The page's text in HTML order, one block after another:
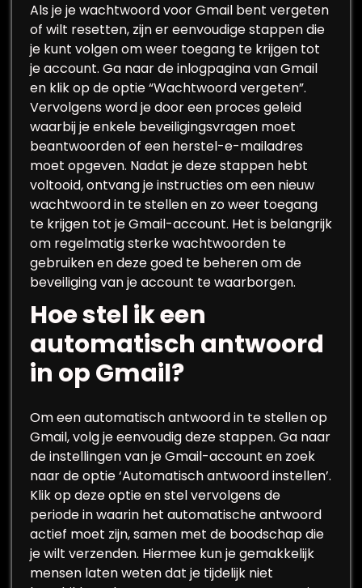
Als je je wachtwoord voor Gmail bent vergeten
of wilt resetten, zijn er eenvoudige stappen die
je kunt volgen om weer toegang te krijgen tot
je account. Ga naar de inlogpagina van Gmail
en klik op de optie “Wachtwoord vergeten”.
Vervolgens word je door een proces geleid
waarbij je enkele beveiligingsvragen moet
beantwoorden of een herstel-e-mailadres
moet opgeven. Nadat je deze stappen hebt
voltooid, ontvang je instructies om een nieuw
wachtwoord in te stellen en zo weer toegang
te krijgen tot je Gmail-account. Het is belangrijk
om regelmatig sterke wachtwoorden te
gebruiken en deze goed te beheren om de
beveiliging van je account te waarborgen.
Hoe stel ik een
automatisch antwoord
in op Gmail?
Om een automatisch antwoord in te stellen op
Gmail, volg je eenvoudig deze stappen. Ga naar
de instellingen van je Gmail-account en zoek
naar de optie ‘Automatisch antwoord instellen’.
Klik op deze optie en stel vervolgens de
periode in waarin het automatische antwoord
actief moet zijn, samen met de boodschap die
je wilt verzenden. Hiermee kun je gemakkelijk
mensen laten weten dat je tijdelijk niet